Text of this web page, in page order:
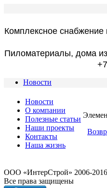
Комплексное снабжение
Пиломатериалы, дома
Новости
Новости
О компании
Полезные статьи
Наши проекты
Контакты
Наша жизнь
OOO «ИнтерСтрой» 2006-2016
Все права защищены